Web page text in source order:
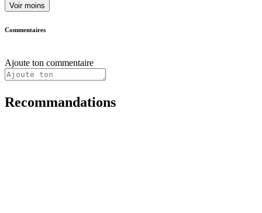
Voir moins
Commentaires
Ajoute ton commentaire
Recommandations